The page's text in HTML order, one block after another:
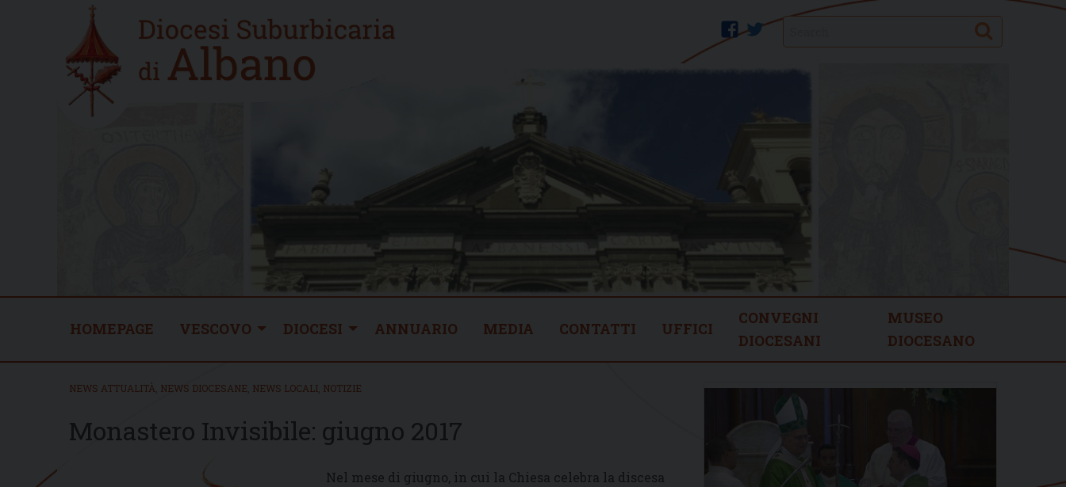
Home
new
twitter
facebook Search
HOMEPAGE VESCOVO DIOCESI ANNUARIO MEDIA CONTATTI UFFICI
CONVEGNI
DIOCESANI
MUSEO
DIOCESANO
NEWS ATTUALITÀ NEWS DIOCESANE NEWS LOCALI NOTIZIE
Monastero Invisibile: giugno 2017
Nel mese di giugno, in cui la Chiesa celebra la discesa